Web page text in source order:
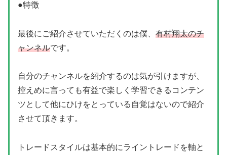
●特徴
最後にご紹介させていただくのは僕、 有村翔太のチ
ャンネルです。
自分のチャンネルを紹介するのは気が引けますが、
控えめに言っても有益で楽しく学習できるコンテン
ツとして他にひけをとっている自覚はないので紹介
させて頂きます。
トレードスタイルは基本的にライントレードを軸と